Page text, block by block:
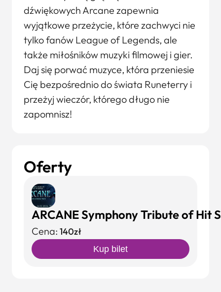
dźwiękowych Arcane zapewnia
wyjątkowe przeżycie, które zachwyci nie
tylko fanów League of Legends, ale
także miłośników muzyki filmowej i gier.
Daj się porwać muzyce, która przeniesie
Cię bezpośrednio do świata Runeterry i
przeżyj wieczór, którego długo nie
zapomnisz!
Oferty
ARCANE Symphony Tribute of Hit
Cena: 140zł
Kup bilet